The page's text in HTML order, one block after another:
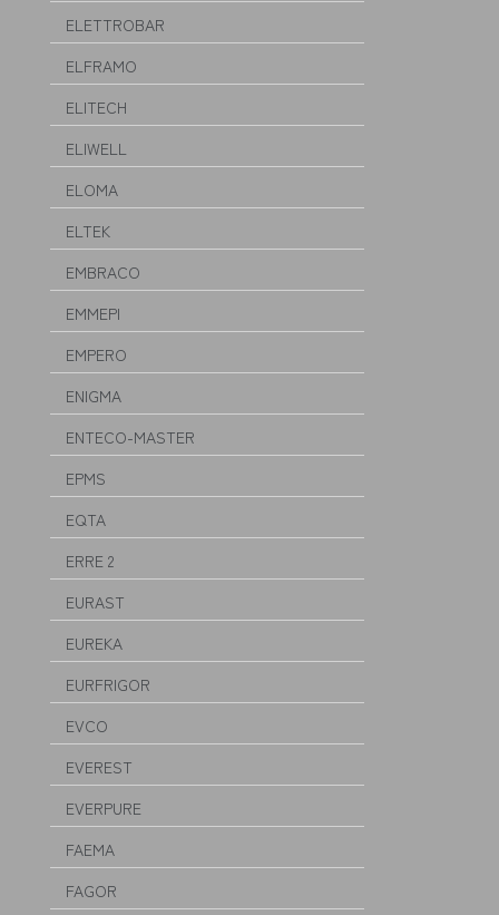
ELETTROBAR
ELFRAMO
ELITECH
ELIWELL
ELOMA
ELTEK
EMBRACO
EMMEPI
EMPERO
ENIGMA
ENTECO-MASTER
EPMS
EQTA
ERRE 2
EURAST
EUREKA
EURFRIGOR
EVCO
EVEREST
EVERPURE
FAEMA
FAGOR